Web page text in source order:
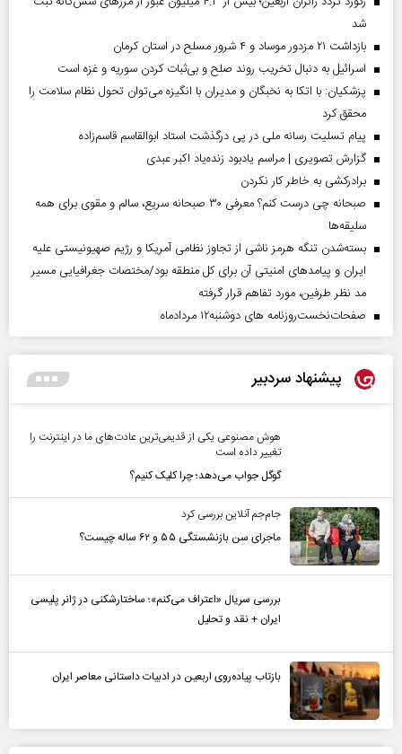
شد
بازداشت ۲۱ مزدور موساد و ۴ شرور مسلح در استان کرمان
اسرائیل به دنبال تخریب روند صلح و بی‌ثبات کردن سوریه و غزه است
پزشکیان: با اتکا به نخبگان و مدیران با انگیزه می‌توان تحول نظام سلامت را
محقق کرد
پیام تسلیت رسانه ملی در پی درگذشت استاد ابوالقاسم قاسم‌زاده
گزارش تصویری | مراسم یادبود زنده‌یاد اکبر عبدی
برادرکشی به خاطر کار نکردن
صبحانه چی درست کنم؟ معرفی ۳۰ صبحانه سریع، سالم و مقوی برای همه
سلیقه‌ها
بسته‌شدن تنگه هرمز ناشی از تجاوز نظامی آمریکا و رژیم صهیونیستی علیه
ایران و پیامد‌های امنیتی آن برای کل منطقه بود/مختصات جغرافیایی مسیر
مد نظر طرفین، مورد تفاهم قرار گرفته
صفحات‌نخست‌روزنامه ها‌ی دوشنبه‌۱۲ مردادماه
پیشنهاد سردبیر
هوش مصنوعی یکی از قدیمی‌ترین عادت‌های ما در اینترنت را
تغییر داده است
گوگل جواب می‌دهد؛ چرا کلیک کنیم؟
جام‌جم آنلاین بررسی کرد
ماجرای سن بازنشستگی ۵۵ و ۶۲ ساله چیست؟
بررسی سریال «اعتراف می‌کنم»؛ ساختارشکنی در ژانر پلیسی
ایران + نقد و تحلیل
بازتاب پیاده‌روی اربعین در ادبیات داستانی معاصر ایران